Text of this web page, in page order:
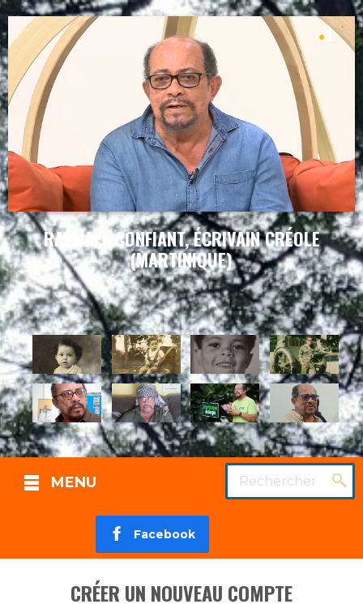
RAPHAEL CONFIANT, ÉCRIVAIN CRÉOLE
(MARTINIQUE)
MENU Rechercher
Facebook
CRÉER UN NOUVEAU COMPTE